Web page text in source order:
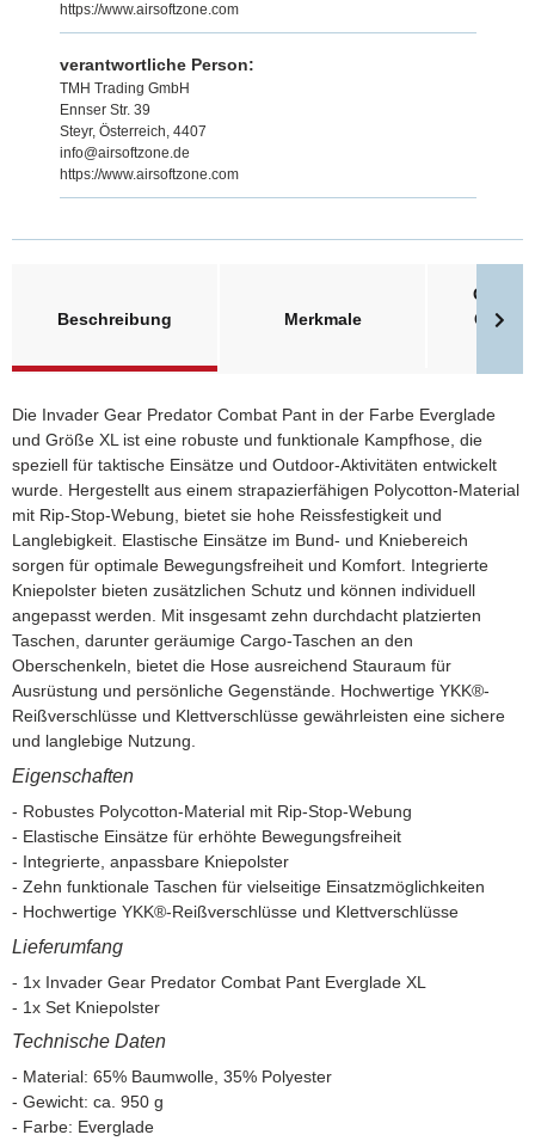
https://www.airsoftzone.com
verantwortliche Person:
TMH Trading GmbH
Ennser Str. 39
Steyr, Österreich, 4407
info@airsoftzone.de
https://www.airsoftzone.com
Beschreibung Merkmale
Die Invader Gear Predator Combat Pant in der Farbe Everglade
und Größe XL ist eine robuste und funktionale Kampfhose, die
speziell für taktische Einsätze und Outdoor-Aktivitäten entwickelt
wurde. Hergestellt aus einem strapazierfähigen Polycotton-Material
mit Rip-Stop-Webung, bietet sie hohe Reissfestigkeit und
Langlebigkeit. Elastische Einsätze im Bund- und Kniebereich
sorgen für optimale Bewegungsfreiheit und Komfort. Integrierte
Kniepolster bieten zusätzlichen Schutz und können individuell
angepasst werden. Mit insgesamt zehn durchdacht platzierten
Taschen, darunter geräumige Cargo-Taschen an den
Oberschenkeln, bietet die Hose ausreichend Stauraum für
Ausrüstung und persönliche Gegenstände. Hochwertige YKK®-
Reißverschlüsse und Klettverschlüsse gewährleisten eine sichere
und langlebige Nutzung.
Eigenschaften
- Robustes Polycotton-Material mit Rip-Stop-Webung
- Elastische Einsätze für erhöhte Bewegungsfreiheit
- Integrierte, anpassbare Kniepolster
- Zehn funktionale Taschen für vielseitige Einsatzmöglichkeiten
- Hochwertige YKK®-Reißverschlüsse und Klettverschlüsse
Lieferumfang
- 1x Invader Gear Predator Combat Pant Everglade XL
- 1x Set Kniepolster
Technische Daten
- Material: 65% Baumwolle, 35% Polyester
- Gewicht: ca. 950 g
- Farbe: Everglade